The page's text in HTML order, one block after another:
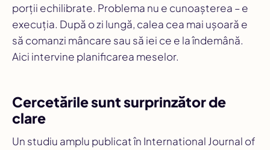
porții echilibrate. Problema nu e cunoașterea – e
execuția. După o zi lungă, calea cea mai ușoară e
să comanzi mâncare sau să iei ce e la îndemână.
Aici intervine planificarea meselor.
Cercetările sunt surprinzător de
clare
Un studiu amplu publicat în International Journal of